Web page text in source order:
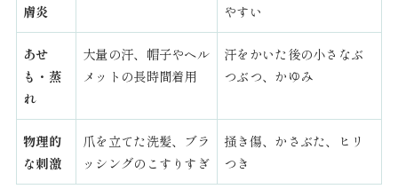
膚炎
やすい
あせ
も・蒸
れ
大量の汗、帽子やヘル
メットの長時間着用
汗をかいた後の小さなぶ
つぶつ、かゆみ
物理的
な刺激
爪を立てた洗髪、ブラ
ッシングのこすりすぎ
掻き傷、かさぶた、ヒリ
つき